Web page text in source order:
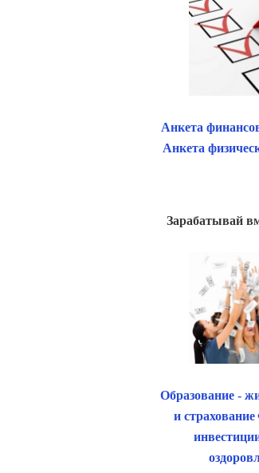
Анкета
Анкета
Зарабатывай
Образование -
и страхование